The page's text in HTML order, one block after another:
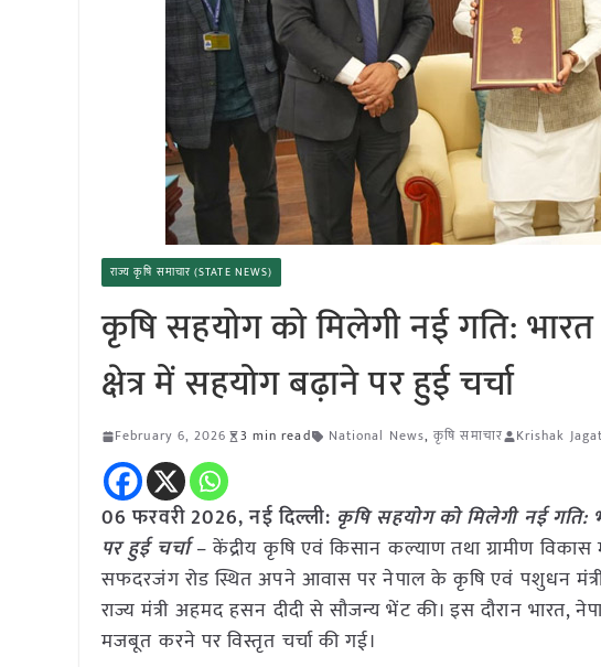
राज्य कृषि समाचार (STATE NEWS)
कृषि सहयोग को मिलेगी नई गति:
क्षेत्र में सहयोग बढ़ाने पर हुई चर्चा
February 6, 2026 3 min read National News,कृषि समाचार Krishak Jagat
06 फरवरी 2026, नई दिल्ली: कृषि सहयोग को मिलेगी नई गति:
पर हुई चर्चा– केंद्रीय कृषि एवं किसान कल्याण तथा ग्रामीण
सफदरजंग रोड स्थित अपने आवास पर नेपाल के कृषि एवं पशुधन
राज्य मंत्री अहमद हसन दीदी से सौजन्य भेंट की। इस दौरान
मजबूत करने पर विस्तृत चर्चा की गई।